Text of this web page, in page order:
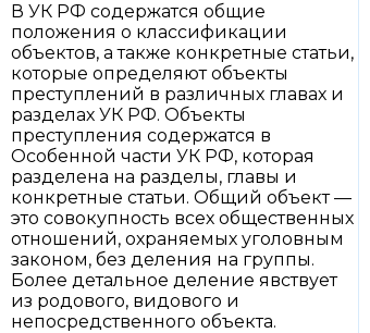
В УК РФ содержатся общие
положения о классификации
объектов, а также конкретные статьи,
которые определяют объекты
преступлений в различных главах и
разделах УК РФ. Объекты
преступления содержатся в
Особенной части УК РФ, которая
разделена на разделы, главы и
конкретные статьи. Общий объект —
это совокупность всех общественных
отношений, охраняемых уголовным
законом, без деления на группы.
Более детальное деление явствует
из родового, видового и
непосредственного объекта.